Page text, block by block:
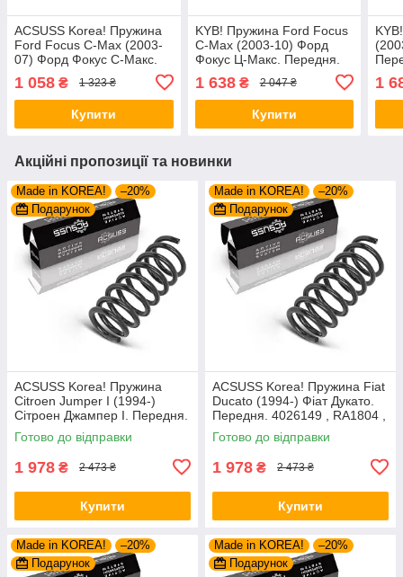
ACSUSS Korea! Пружина
Ford Focus C-Max (2003-
07) Форд Фокус С-Макс.
RC2171 , 998128. Аксусс
Корея
1 058 ₴ 1 323 ₴
Купити
KYB! Пружина Ford Focus
C-Max (2003-10) Форд
Фокус Ц-Макс. Передня.
998127 Каяба
1 638₴ 2 047 ₴
Купити
1
Акційні пропозиції та новинки
Made in KOREA!
–20%
Подарунок
ACSUSS Korea! Пружина
Citroen Jumper I (1994-)
Сітроен Джампер I. Передня.
4026149 , RA1804 , 997921.
Аксусс Корея
Готово до відправки
1 978 ₴ 2 473 ₴
Купити
Made in KOREA!
–20%
Подарунок
ACSUSS Korea! Пружина Fiat
Ducato (1994-) Фіат Дукато.
Передня. 4026149 , RA1804 ,
997921. Аксусс Корея
Готово до відправки
1 978 ₴ 2 473 ₴
Купити
Made in KOREA!
–20%
Подарунок
Made in KOREA!
–20%
Подарунок